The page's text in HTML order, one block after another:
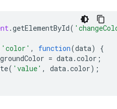
.getElementById(
'color' , function(data)
{
= data .color ;
( 'value' , data .color);